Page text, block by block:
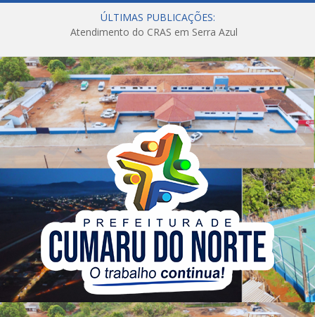
ÚLTIMAS PUBLICAÇÕES:
Atendimento do CRAS em Serra Azul